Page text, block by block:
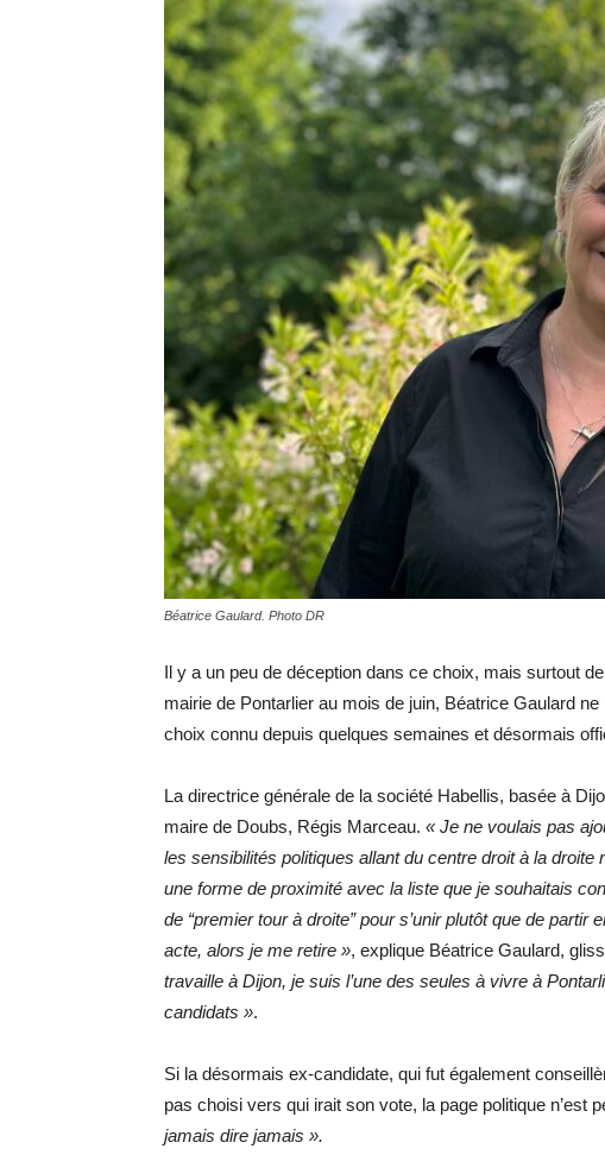
Béatrice Gaulard. Photo DR
Il y a un peu de déception dans ce choix, mais surtout
mairie de Pontarlier au mois de juin, Béatrice Gaulard
choix connu depuis quelques semaines et désormais
La directrice générale de la société Habellis, basée à
maire de Doubs, Régis Marceau. « Je ne voulais pas
les sensibilités politiques allant du centre droit à la
une forme de proximité avec la liste que je souhaitais
de “premier tour à droite” pour s’unir plutôt que de partir
acte, alors je me retire », explique Béatrice Gaulard,
travaille à Dijon, je suis l’une des seules à vivre à
candidats ».
Si la désormais ex-candidate, qui fut également
pas choisi vers qui irait son vote, la page politique n’est
jamais dire jamais ».